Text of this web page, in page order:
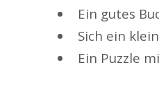
Ein gutes
Sich ein
Ein Puzzle